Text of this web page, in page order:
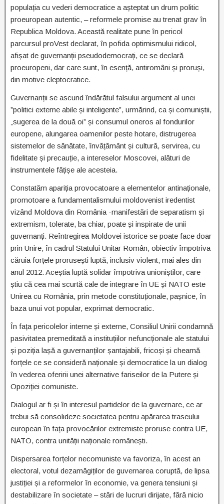
populația cu vederi democratice a așteptat un drum politic
proeuropean autentic, – reformele promise au trenat grav în
Republica Moldova. Această realitate pune în pericol
parcursul proVest declarat, în pofida optimismului ridicol,
afișat de guvernanții pseudodemocrați, ce se declară
proeuropeni, dar care sunt, în esență, antiromâni și proruși,
din motive cleptocratice.
Guvernanții se ascund îndărătul falsului argument al unei
”politici externe abile și inteligente”, urmărind, ca și comuniștii,
„sugerea de la două oi” și consumul oneros al fondurilor
europene, alungarea oamenilor peste hotare, distrugerea
sistemelor de sănătate, învățământ și cultură, servirea, cu
fidelitate și precauție, a intereselor Moscovei, alături de
instrumentele fățișe ale acesteia.
Constatăm apariția provocatoare a elementelor antinaționale,
promotoare a fundamentalismului moldovenist iredentist
vizând Moldova din România -manifestări de separatism și
extremism, tolerate, ba chiar, poate și inspirate de unii
guvernanți. Reîntregirea Moldovei istorice se poate face doar
prin Unire, în cadrul Statului Unitar Român, obiectiv împotriva
căruia forțele prorusești luptă, inclusiv violent, mai ales din
anul 2012. Aceștia luptă solidar împotriva unioniștilor, care
știu că cea mai scurtă cale de integrare în UE și NATO este
Unirea cu România, prin metode constituționale, pașnice, în
baza unui vot popular, exprimat democratic.
În fața pericolelor interne și externe, Consiliul Unirii condamnă
pasivitatea premeditată a instituțiilor nefuncționale ale statului
și poziția lașă a guvernanților șantajabili, fricoși și cheamă
forțele ce se consideră naționale și democratice la un dialog
în vederea oferirii unei alternative fariseilor de la Putere și
Opoziției comuniste.
Dialogul ar fi și în interesul partidelor de la guvernare, ce ar
trebui să consolideze societatea pentru apărarea traseului
european în fața provocărilor extremiste proruse contra UE,
NATO, contra unității naționale românești.
Dispersarea forțelor necomuniste va favoriza, în acest an
electoral, votul dezamăgiților de guvernarea coruptă, de lipsa
justiției și a reformelor în economie, va genera tensiuni și
destabilizare în societate – stări de lucruri dirijate, fără nicio